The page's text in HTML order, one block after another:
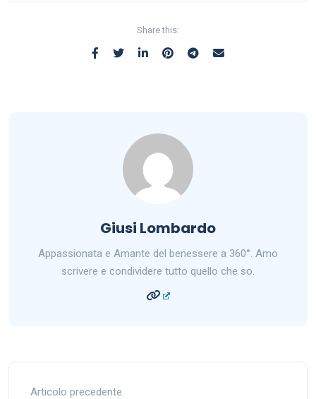
Share this:
Giusi Lombardo
Appassionata e Amante del benessere a 360°. Amo
scrivere e condividere tutto quello che so.
Articolo precedente.